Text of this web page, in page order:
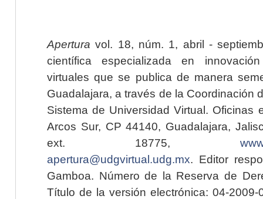
Apertura vol. 18, núm. 1, abril -
científica especializada en
virtuales que se publica de manera
Guadalajara, a través de la Coordinación
Sistema de Universidad Virtual. Oficinas
Arcos Sur, CP 44140, Guadalajara,
ext. 18775,
apertura@udgvirtual.udg.mx. Editor
Gamboa. Número de la Reserva de
Título de la versión electrónica: 04-2009-